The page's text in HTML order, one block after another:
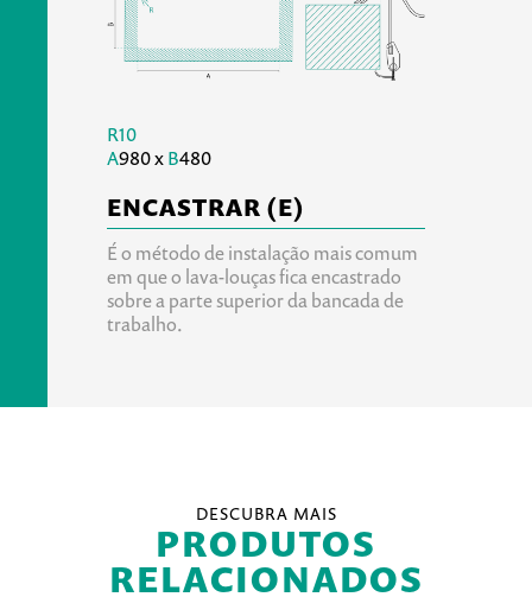
R10
A980 xB480
ENCASTRAR (E)
É o método de instalação mais comum
em que o lava-louças fica encastrado
sobre a parte superior da bancada de
trabalho.
DESCUBRA MAIS
PRODUTOS
RELACIONADOS